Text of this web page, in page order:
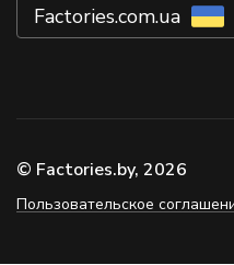
Factories.com.ua
© Factories.by, 2026
Пользовательское